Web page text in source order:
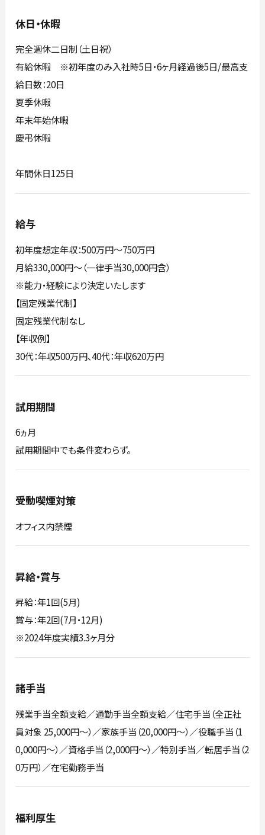
休日・休暇
完全週休二日制（土日祝）
有給休暇 ※初年度のみ入社時5日・6ヶ月経過後5日/最高支
給日数：20日
夏季休暇
年末年始休暇
慶弔休暇
年間休日125日
給与
初年度想定年収：500万円〜750万円
月給330,000円～（一律手当30,000円含）
※能力・経験により決定いたします
【固定残業代制】
固定残業代制なし
【年収例】
30代：年収500万円、40代：年収620万円
試用期間
6ヵ月
試用期間中でも条件変わらず。
受動喫煙対策
オフィス内禁煙
昇給・賞与
昇給：年1回(5月)
賞与：年2回(7月・12月)
※2024年度実績3.3ヶ月分
諸手当
残業手当全額支給／通勤手当全額支給／住宅手当（全正社
員対象 25,000円～）／家族手当（20,000円～）／役職手当（1
0,000円～）／資格手当（2,000円～）／特別手当／転居手当（2
0万円）／在宅勤務手当
福利厚生